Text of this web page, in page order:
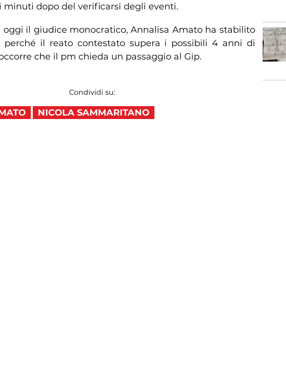
minuti dopo del verificarsi degli eventi.
oggi il giudice monocratico, Annalisa Amato ha stabilito
il reato contestato supera i possibili 4 anni di
che il pm chieda un passaggio al Gip.
Condividi su:
NICOLA SAMMARITANO